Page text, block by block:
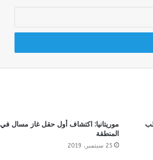
موريتانيا: اكتشاف أول حقل غاز مسال في
المنطقة
25 سبتمبر، 2019